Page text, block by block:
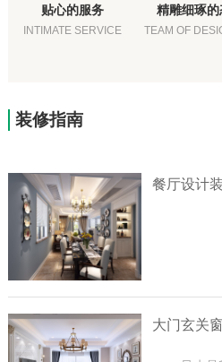
贴心的服务
INTIMATE SERVICE
精雕细琢
TEAM OF
装修指南